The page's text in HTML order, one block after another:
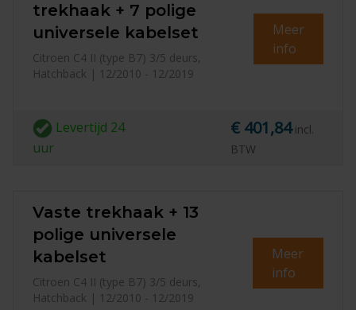
trekhaak + 7 polige
universele kabelset
Citroen C4 II (type B7) 3/5 deurs,
Hatchback | 12/2010 - 12/2019
Meer
info
Levertijd 24
uur
€ 401,84 incl.
BTW
Vaste trekhaak + 13
polige universele
kabelset
Citroen C4 II (type B7) 3/5 deurs,
Hatchback | 12/2010 - 12/2019
Meer
info